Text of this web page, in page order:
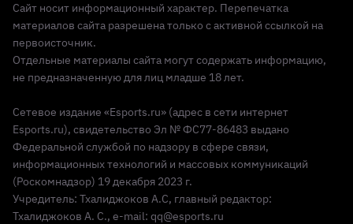
Сайт носит информационный характер. Перепечатка
материалов сайта разрешена только с активной ссылкой на
первоисточник.
Отдельные материалы сайта могут содержать информацию,
не предназначенную для лиц младше 18 лет.
Сетевое издание «Esports.ru» (адрес в сети интернет
Esports.ru), свидетельство Эл № ФС77-86483 выдано
Федеральной службой по надзору в сфере связи,
информационных технологий и массовых коммуникаций
(Роскомнадзор) 19 декабря 2023 г.
Учредитель: Тхалиджоков А.С, главный редактор:
Тхалиджоков А. С., e-mail: qq@esports.ru